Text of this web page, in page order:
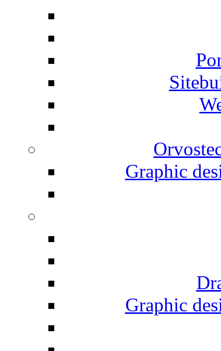
Graphic
Graphic